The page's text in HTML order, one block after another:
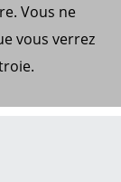
Vous ne
vous verrez